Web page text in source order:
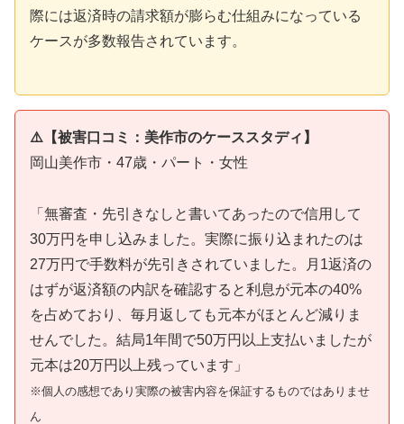
際には返済時の請求額が膨らむ仕組みになっている
ケースが多数報告されています。
⚠️【被害口コミ：美作市のケーススタディ】
岡山美作市・47歳・パート・女性
「無審査・先引きなしと書いてあったので信用して
30万円を申し込みました。実際に振り込まれたのは
27万円で手数料が先引きされていました。月1返済の
はずが返済額の内訳を確認すると利息が元本の40%
を占めており、毎月返しても元本がほとんど減りま
せんでした。結局1年間で50万円以上支払いましたが
元本は20万円以上残っています」
※個人の感想であり実際の被害内容を保証するものではありませ
ん